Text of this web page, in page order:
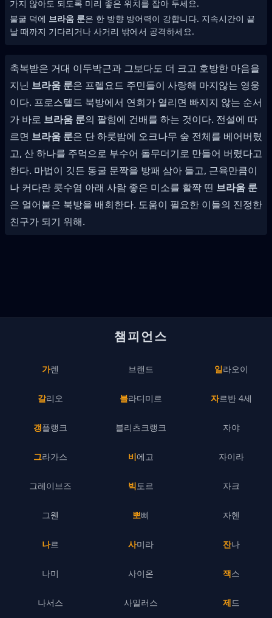
가지 않아도 되도록 미리 좋은 위치를 잡아 두세요.
불굴 덕에 브라움 룬은 한 방향 방어력이 강합니다. 지속시간이 끝
날 때까지 기다리거나 사거리 밖에서 공격하세요.
축복받은 거대 이두박근과 그보다도 더 크고 호방한 마음을
지닌 브라움 룬은 프렐요드 주민들이 사랑해 마지않는 영웅
이다. 프로스텔드 북방에서 연회가 열리면 빠지지 않는 순서
가 바로 브라움 룬의 팔힘에 건배를 하는 것이다. 전설에 따
르면 브라움 룬은 단 하룻밤에 오크나무 숲 전체를 베어버렸
고, 산 하나를 주먹으로 부수어 돌무더기로 만들어 버렸다고
한다. 마법이 깃든 동굴 문짝을 방패 삼아 들고, 근육만큼이
나 커다란 콧수염 아래 사람 좋은 미소를 활짝 띤 브라움 룬
은 얼어붙은 북방을 배회한다. 도움이 필요한 이들의 진정한
친구가 되기 위해.
챔피언스
가렌
갈리오
갱플랭크
그라가스
그레이브즈
그웬
나르
나미
나서스
브랜드
블라디미르
블리츠크랭크
비에고
빅토르
뽀삐
사미라
사이온
사일러스
일라오이
자르반 4세
자야
자이라
자크
자헨
잔나
잭스
제드